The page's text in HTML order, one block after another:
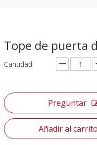
Tope de puerta
Cantidad:
Preguntar
Añadir al carrito